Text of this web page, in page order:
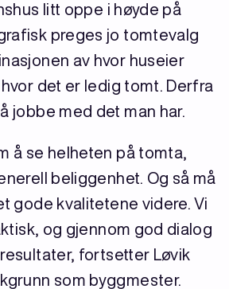
litt oppe i høyde på
preges jo tomtevalg
av hvor huseier
det er ledig tomt. Derfra
jobbe med det man har.
å se helheten på tomta,
beliggenhet. Og så må
gode kvalitetene videre. Vi
og gjennom god dialog
fortsetter Løvik
som byggmester.